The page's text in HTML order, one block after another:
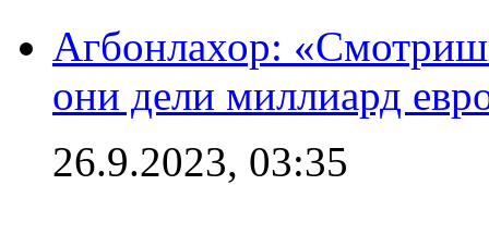
Агбонлахор:
они дели миллиард
26.9.2023, 03:35